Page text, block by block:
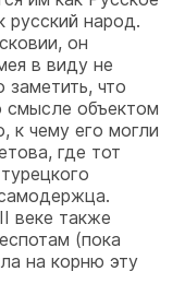
русский народ.
он
в виду не
что
смысле объектом
к чему его могли
где тот
веке также
(пока
на корню эту